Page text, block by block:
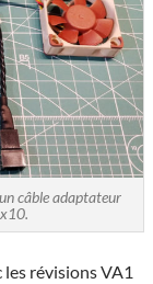
câble adaptateur
les révisions VA1